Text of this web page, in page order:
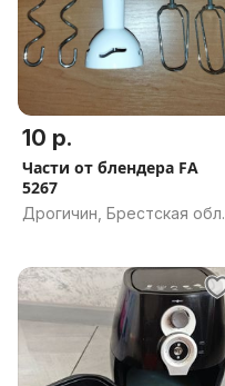
10 р.
Части от блендера FA
5267
Дрогичин, Брестская обл.